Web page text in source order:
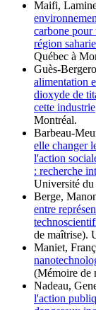
Maifi,
carbone pour
région
Québec à
Guès-
alimentation
dioxyde de
cette industrie
Montréal.
Barbeau-
elle changer
l'action
: recherche
Université du
Berge,
entre
de maîtrise).
Maniet,
(Mémoire de
Nadeau,
l'action